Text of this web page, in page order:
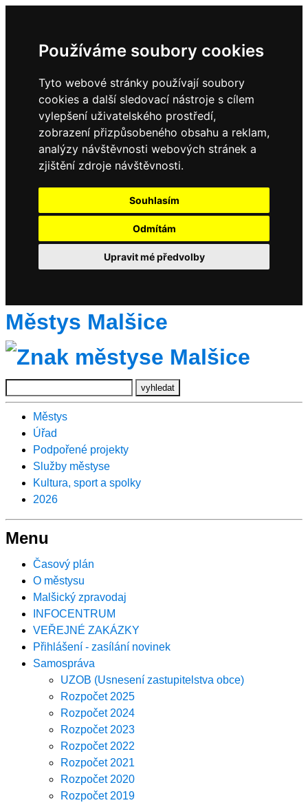
Používáme soubory cookies
Tyto webové stránky používají soubory
cookies a další sledovací nástroje s cílem
vylepšení uživatelského prostředí,
zobrazení přizpůsobeného obsahu a reklam,
analýzy návštěvnosti webových stránek a
zjištění zdroje návštěvnosti.
Souhlasím
Odmítám
Upravit mé předvolby
Městys Malšice
Městys
Úřad
Podpořené projekty
Služby městyse
Kultura, sport a spolky
2026
Menu
Časový plán
O městysu
Malšický zpravodaj
INFOCENTRUM
VEŘEJNÉ ZAKÁZKY
Přihlášení - zasílání novinek
Samospráva
UZOB (Usnesení zastupitelstva obce)
Rozpočet 2025
Rozpočet 2024
Rozpočet 2023
Rozpočet 2022
Rozpočet 2021
Rozpočet 2020
Rozpočet 2019